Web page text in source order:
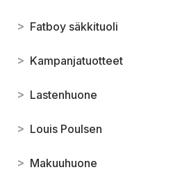
> Fatboy säkkituoli
> Kampanjatuotteet
> Lastenhuone
> Louis Poulsen
> Makuuhuone